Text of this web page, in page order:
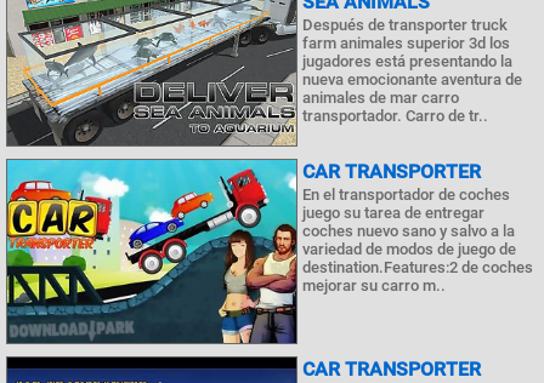
Después de transporter truck
farm animales superior 3d los
jugadores está presentando la
nueva emocionante aventura de
animales de mar carro
transportador. Carro de tr..
CAR TRANSPORTER
En el transportador de coches
juego su tarea de entregar
coches nuevo sano y salvo a la
variedad de modos de juego de
destination.Features:2 de coches
mejorar su carro m..
CAR TRANSPORTER